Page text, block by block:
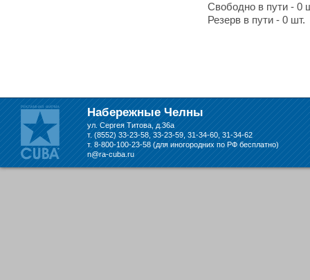
Свободно в пути - 0
Резерв в пути - 0 шт.
Набережные Челны
ул. Сергея Титова, д.36а
т. (8552) 33-23-58, 33-23-59, 31-34-60, 31-34-62
т. 8-800-100-23-58 (для иногородних по РФ бесплатно)
n@ra-cuba.ru